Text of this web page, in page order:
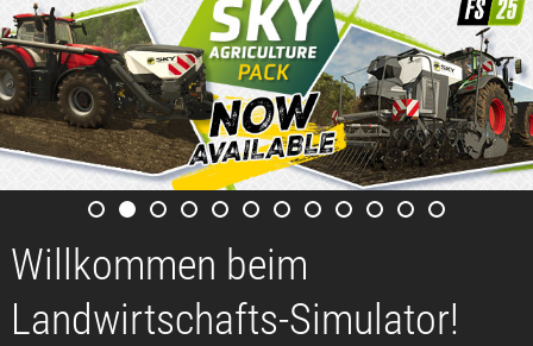
Willkommen beim
Landwirtschafts-Simulator!